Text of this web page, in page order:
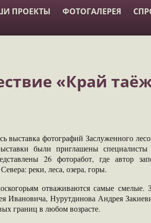
ПРОЕКТЫ ФОТОГАЛЕРЕЯ
«Край
фотографий Заслуженного
были приглашены специалисты
26 фоторабот, где автор
реки, леса, озера, горы.
отваживаются самые смелые.
Ивановича, Нурутдинова Андрея
границ в любом возрасте.